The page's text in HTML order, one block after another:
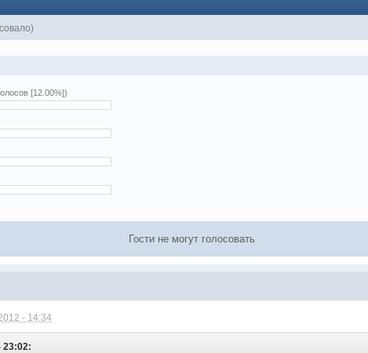
[12.00%])
Гости не могут голосовать
- 14:34
23:02: